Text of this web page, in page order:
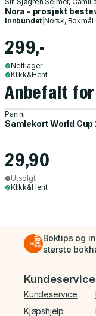
Nora - prosjekt
Innbundet |Norsk, Bokmål
299,-
Nettlager
Klikk&Hent
Anbefalt
Panini
Samlekort World
29,90
Utsolgt
Klikk&Hent
Boktips og
største
Bunnmeny
Kundeservice
Kundeservice
Kjøpshjelp